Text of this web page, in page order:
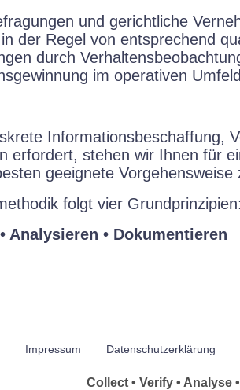
und gerichtliche
der Regel von entsprechend
durch
im operativen
Informationsbeschaffung,
erfordert, stehen wir Ihnen für
geeignete Vorgehensweise
folgt vier Grundprinzipien:
Analysieren • Dokumentieren
Impressum Datenschutzerklärung
Collect • Verify • Analyse